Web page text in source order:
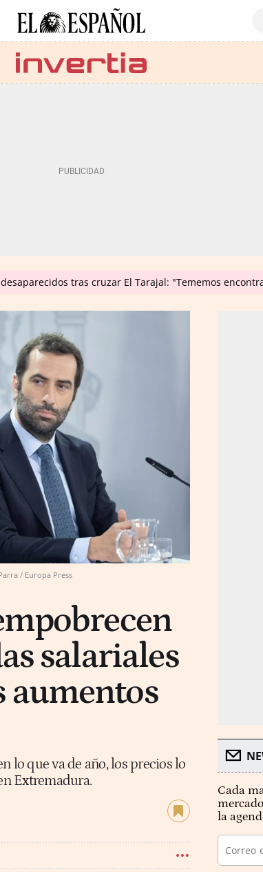
tras cruzar El Tarajal: "Tememos
/ Europa Press
salariales
aumentos
lo que va de año, los precios lo
Extremadura.
Cada
la